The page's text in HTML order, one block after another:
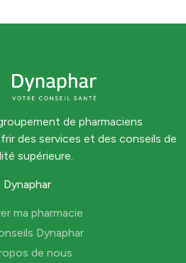
de pharmaciens
des services et des conseils de
supérieure.
Dynaphar
ma pharmacie
Dynaphar
de nous